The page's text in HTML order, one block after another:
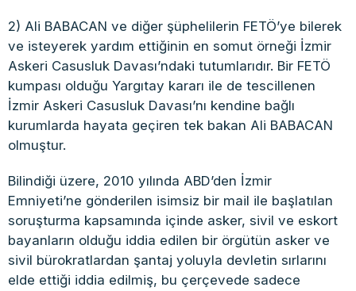
2) Ali BABACAN ve diğer şüphelilerin FETÖ’ye bilerek
ve isteyerek yardım ettiğinin en somut örneği İzmir
Askeri Casusluk Davası’ndaki tutumlarıdır. Bir FETÖ
kumpası olduğu Yargıtay kararı ile de tescillenen
İzmir Askeri Casusluk Davası’nı kendine bağlı
kurumlarda hayata geçiren tek bakan Ali BABACAN
olmuştur.
Bilindiği üzere, 2010 yılında ABD’den İzmir
Emniyeti’ne gönderilen isimsiz bir mail ile başlatılan
soruşturma kapsamında içinde asker, sivil ve eskort
bayanların olduğu iddia edilen bir örgütün asker ve
sivil bürokratlardan şantaj yoluyla devletin sırlarını
elde ettiği iddia edilmiş, bu çerçevede sadece